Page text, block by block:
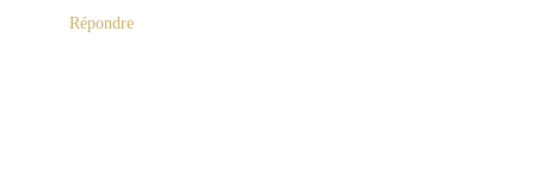
Répondre